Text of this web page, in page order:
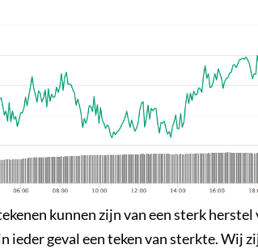
kunnen zijn van een sterk herstel
ieder geval een teken van sterkte. Wij